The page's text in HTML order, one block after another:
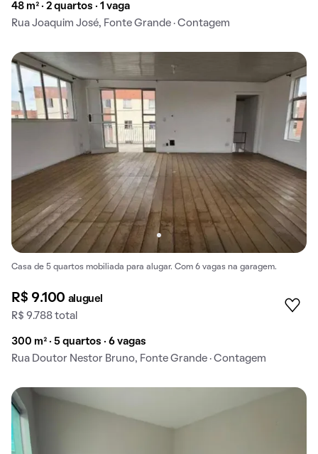
48 m² · 2 quartos · 1 vaga
Rua Joaquim José, Fonte Grande · Contagem
Casa de 5 quartos mobiliada para alugar. Com 6 vagas na garagem.
R$ 9.100 aluguel
R$ 9.788 total
300 m² · 5 quartos · 6 vagas
Rua Doutor Nestor Bruno, Fonte Grande · Contagem